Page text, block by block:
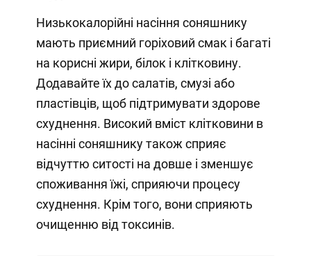
Низькокалорійні насіння соняшнику
мають приємний горіховий смак і багаті
на корисні жири, білок і клітковину.
Додавайте їх до салатів, смузі або
пластівців, щоб підтримувати здорове
схуднення. Високий вміст клітковини в
насінні соняшнику також сприяє
відчуттю ситості на довше і зменшує
споживання їжі, сприяючи процесу
схуднення. Крім того, вони сприяють
очищенню від токсинів.